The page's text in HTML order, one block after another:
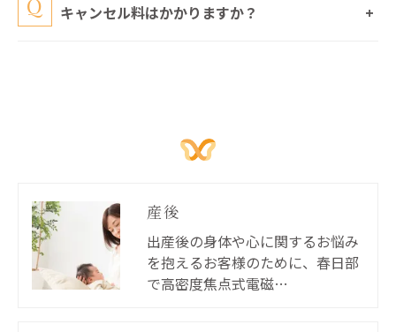
キャンセル料はかかりますか？
産後
出産後の身体や心に関するお悩み
を抱えるお客様のために、春日部
で高密度焦点式電磁…